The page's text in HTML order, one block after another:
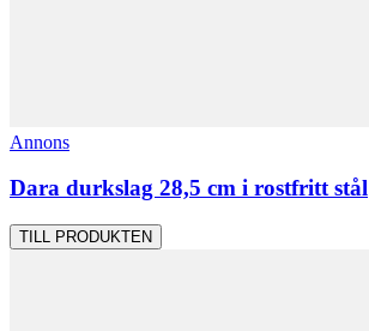
Annons
Dara durkslag 28,5 cm i rostfritt stål
TILL PRODUKTEN